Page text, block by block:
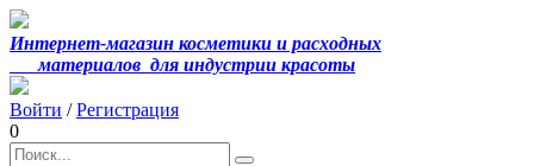
Интернет-магазин косметики и расходных
материалов для индустрии красоты
Войти /Регистрация
0